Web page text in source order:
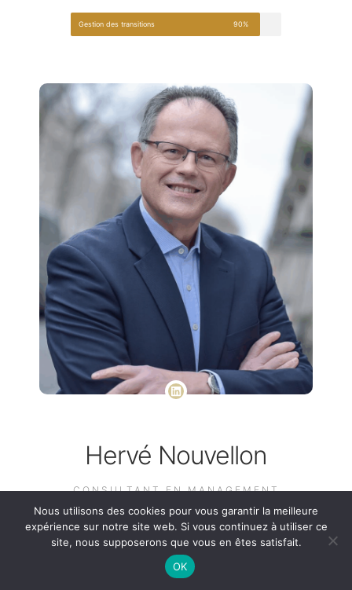
Gestion des transitions 90%
Hervé Nouvellon
CONSULTANT EN MANAGEMENT
Expertise en coopératives 97%
Nous utilisons des cookies pour vous garantir la meilleure
expérience sur notre site web. Si vous continuez à utiliser ce
site, nous supposerons que vous en êtes satisfait.
OK